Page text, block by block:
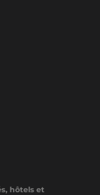
hôtels et